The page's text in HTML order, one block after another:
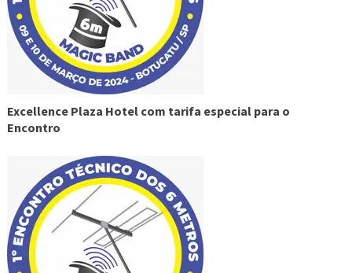
Excellence Plaza Hotel com tarifa especial para o
Encontro